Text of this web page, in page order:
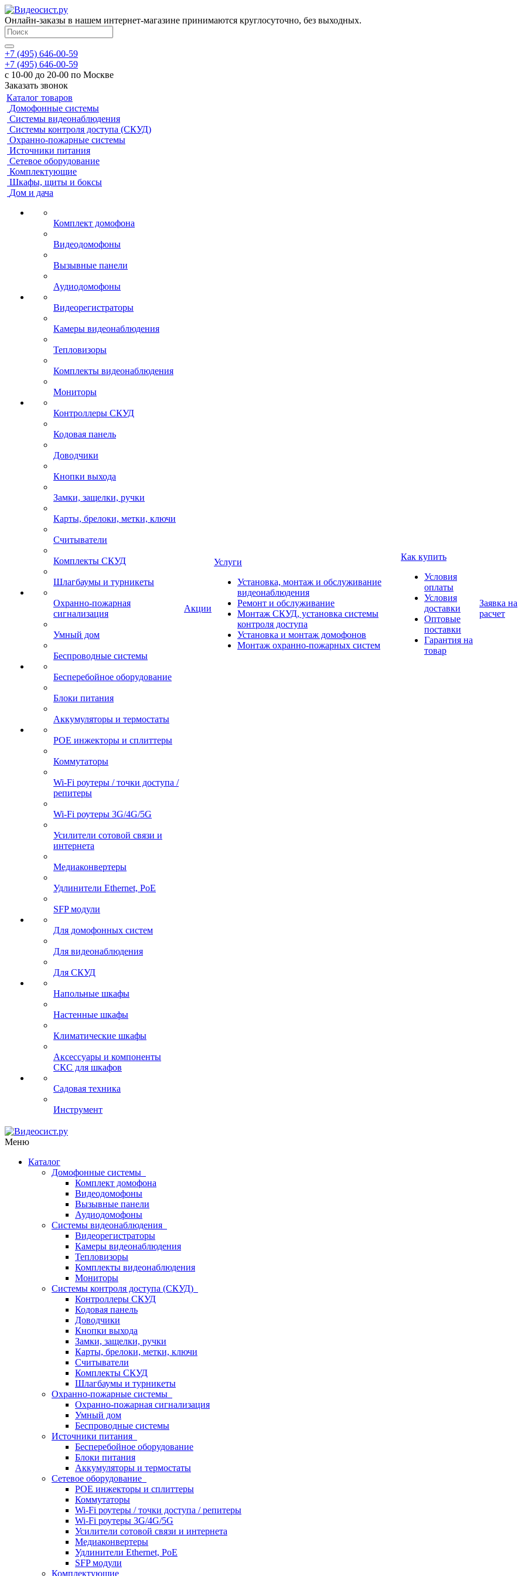
Онлайн-заказы в нашем интернет-магазине принимаются круглосуточно, без выходных.
+7 (495) 646-00-59
+7 (495) 646-00-59
с 10-00 до 20-00 по Москве
Заказать звонок
Каталог товаров
Домофонные системы
Системы видеонаблюдения
Системы контроля доступа (СКУД)
Охранно-пожарные системы
Источники питания
Сетевое оборудование
Комплектующие
Шкафы, щиты и боксы
Дом и дача
Комплект домофона
Видеодомофоны
Вызывные панели
Аудиодомофоны
Видеорегистраторы
Камеры видеонаблюдения
Тепловизоры
Комплекты видеонаблюдения
Мониторы
Контроллеры СКУД
Кодовая панель
Доводчики
Кнопки выхода
Замки, защелки, ручки
Карты, брелоки, метки, ключи
Считыватели
Комплекты СКУД
Шлагбаумы и турникеты
Охранно-пожарная
сигнализация
Умный дом
Беспроводные системы
Бесперебойное оборудование
Блоки питания
Аккумуляторы и термостаты
POE инжекторы и сплиттеры
Коммутаторы
Wi-Fi роутеры / точки доступа /
репитеры
Wi-Fi роутеры 3G/4G/5G
Усилители сотовой связи и
интернета
Медиаконвертеры
Удлинители Ethernet, PoE
SFP модули
Для домофонных систем
Для видеонаблюдения
Для СКУД
Напольные шкафы
Настенные шкафы
Климатические шкафы
Аксессуары и компоненты
СКС для шкафов
Садовая техника
Инструмент
Акции
Услуги
Установка, монтаж и обслуживание
видеонаблюдения
Ремонт и обслуживание
Монтаж СКУД, установка системы
контроля доступа
Установка и монтаж домофонов
Монтаж охранно-пожарных систем
Как купить
Условия
оплаты
Условия
доставки
Оптовые
поставки
Гарантия на
товар
Заявка на
расчет
Меню
Каталог
Домофонные системы
Комплект домофона
Видеодомофоны
Вызывные панели
Аудиодомофоны
Системы видеонаблюдения
Видеорегистраторы
Камеры видеонаблюдения
Тепловизоры
Комплекты видеонаблюдения
Мониторы
Системы контроля доступа (СКУД)
Контроллеры СКУД
Кодовая панель
Доводчики
Кнопки выхода
Замки, защелки, ручки
Карты, брелоки, метки, ключи
Считыватели
Комплекты СКУД
Шлагбаумы и турникеты
Охранно-пожарные системы
Охранно-пожарная сигнализация
Умный дом
Беспроводные системы
Источники питания
Бесперебойное оборудование
Блоки питания
Аккумуляторы и термостаты
Сетевое оборудование
POE инжекторы и сплиттеры
Коммутаторы
Wi-Fi роутеры / точки доступа / репитеры
Wi-Fi роутеры 3G/4G/5G
Усилители сотовой связи и интернета
Медиаконвертеры
Удлинители Ethernet, PoE
SFP модули
Комплектующие